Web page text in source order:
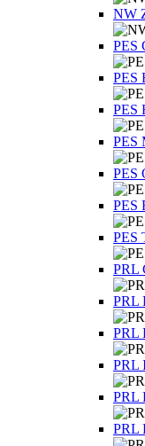
NW
PES
PES
PES
PES
PES
PES
PES
PRL
PRL
PRL
PRL
PRL
PRL